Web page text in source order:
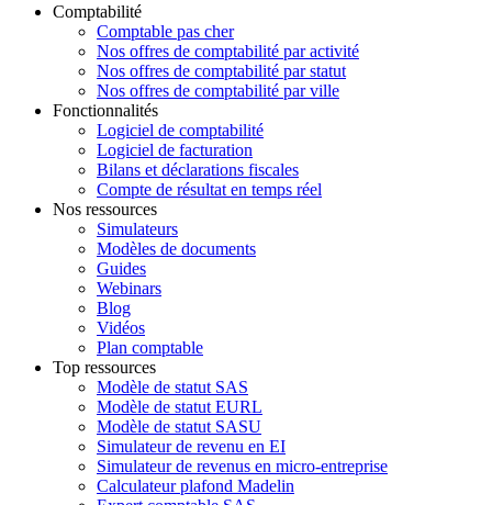
Comptabilité
Comptable pas cher
Nos offres de comptabilité par activité
Nos offres de comptabilité par statut
Nos offres de comptabilité par ville
Fonctionnalités
Logiciel de comptabilité
Logiciel de facturation
Bilans et déclarations fiscales
Compte de résultat en temps réel
Nos ressources
Simulateurs
Modèles de documents
Guides
Webinars
Blog
Vidéos
Plan comptable
Top ressources
Modèle de statut SAS
Modèle de statut EURL
Modèle de statut SASU
Simulateur de revenu en EI
Simulateur de revenus en micro-entreprise
Calculateur plafond Madelin